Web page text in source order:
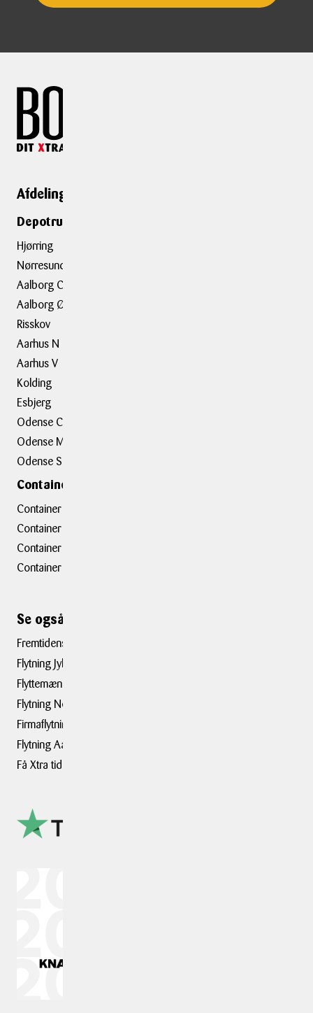
Afdelinger
Depotrumsafdelinger
Hjørring
Nørresundby
Aalborg C
Aalborg Ø
Risskov
Aarhus N
Aarhus V
Kolding
Esbjerg
Odense C
Odense M
Odense S
Containerafdelinger
Container hovedkontor
Container Hasselager
Container Kolding
Container Taastrup
Se også ...
Fremtidens flyttefirma
Flytning Jylland - Sjælland
Flyttemænd
Flytning Nordsjælland - Ry
Firmaflytning
Flytning Aalborg
Få Xtra tid når du flytter